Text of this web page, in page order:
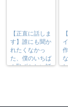
【正直に話しま
す】誰にも聞か
れたくなかっ
た、僕のいちば
ん恥ずかしい話